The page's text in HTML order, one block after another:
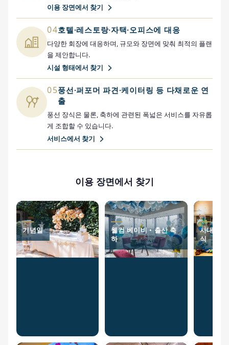
이용 장면에서 찾기
04호텔·레스토랑·자택·오피스에 대응
다양한 회장에 대응하며, 규모와 장면에 맞춰 최적의 플랜
을 제안합니다.
시설 형태에서 찾기
05풍선·퍼포머 파견·케이터링 등 다채로운 연
출
풍선 장식은 물론, 축하에 관련된 폭넓은 서비스를 자유롭
게 조합할 수 있습니다.
서비스에서 찾기
이용 장면에서 찾기
기념일
웰컴 베이비・출산 축
하
사내 이
식